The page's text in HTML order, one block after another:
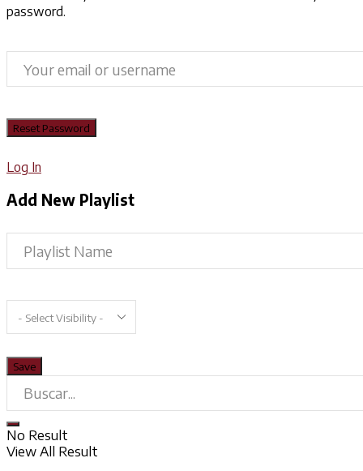
password.
Log In
Add New Playlist
No Result
View All Result